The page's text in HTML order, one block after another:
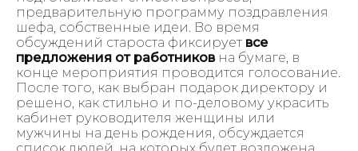
предварительную программу поздравления
шефа, собственные идеи. Во время
обсуждений староста фиксирует все
предложения от работниковна бумаге, в
конце мероприятия проводится голосование.
После того, как выбран подарок директору и
решено, как стильно и по-деловому украсить
кабинет руководителя женщины или
мужчины на день рождения, обсуждается